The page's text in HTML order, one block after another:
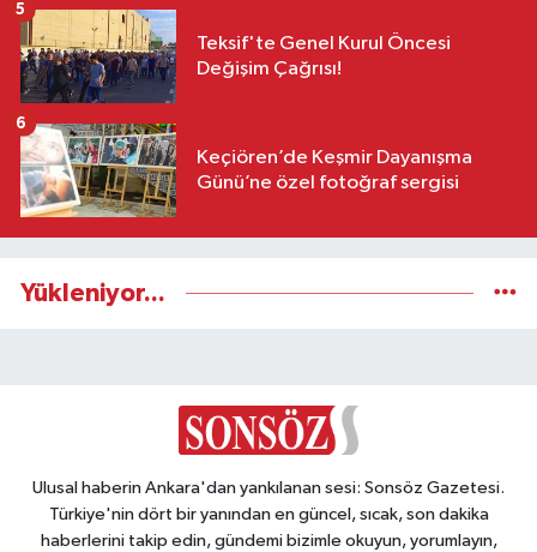
Teksif'te Genel Kurul Öncesi
Değişim Çağrısı!
5
Keçiören’de Keşmir Dayanışma
Günü’ne özel fotoğraf sergisi
6
Yükleniyor...
Ulusal haberin Ankara'dan yankılanan sesi: Sonsöz Gazetesi.
Türkiye'nin dört bir yanından en güncel, sıcak, son dakika
haberlerini takip edin, gündemi bizimle okuyun, yorumlayın,